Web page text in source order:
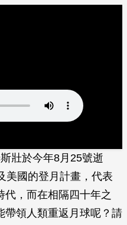
壯於今年8月25號逝
美國的登月計畫，代表
代，而在相隔四十年之
帶領人類重返月球呢？請